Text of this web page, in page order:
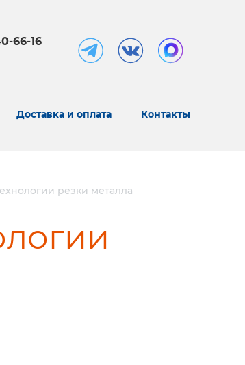
66-16
Доставка и оплата Контакты
резки металла